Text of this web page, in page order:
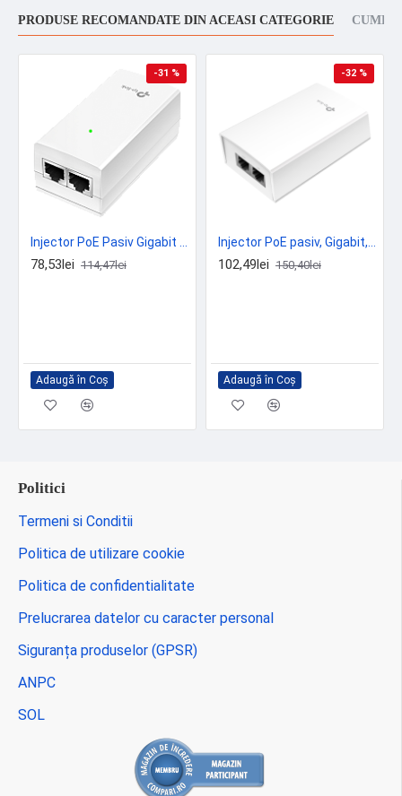
PRODUSE RECOMANDATE DIN ACEASI CATEGORIE
-31 %
78,53lei 114,47lei
Adaugă în Coş
-32 %
102,49lei 150,40lei
Adaugă în Coş
Politici
Termeni si Conditii
Politica de utilizare cookie
Politica de confidentialitate
Prelucrarea datelor cu caracter personal
Siguranța produselor (GPSR)
ANPC
SOL